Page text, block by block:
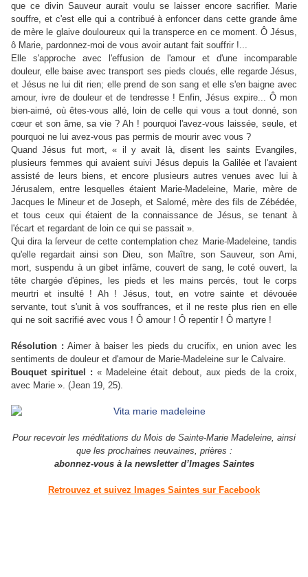
que ce divin Sauveur aurait voulu se laisser encore sacrifier. Marie
souffre, et c'est elle qui a contribué à enfoncer dans cette grande âme
de mère le glaive douloureux qui la transperce en ce moment. Ô Jésus,
ô Marie, pardonnez-moi de vous avoir autant fait souffrir !...
Elle s'approche avec l'effusion de l'amour et d'une incomparable
douleur, elle baise avec transport ses pieds cloués, elle regarde Jésus,
et Jésus ne lui dit rien; elle prend de son sang et elle s'en baigne avec
amour, ivre de douleur et de tendresse ! Enfin, Jésus expire... Ô mon
bien-aimé, où êtes-vous allé, loin de celle qui vous a tout donné, son
cœur et son âme, sa vie ? Ah ! pourquoi l'avez-vous laissée, seule, et
pourquoi ne lui avez-vous pas permis de mourir avec vous ?
Quand Jésus fut mort, « il y avait là, disent les saints Evangiles,
plusieurs femmes qui avaient suivi Jésus depuis la Galilée et l'avaient
assisté de leurs biens, et encore plusieurs autres venues avec lui à
Jérusalem, entre lesquelles étaient Marie-Madeleine, Marie, mère de
Jacques le Mineur et de Joseph, et Salomé, mère des fils de Zébédée,
et tous ceux qui étaient de la connaissance de Jésus, se tenant à
l'écart et regardant de loin ce qui se passait ».
Qui dira la ſerveur de cette contemplation chez Marie-Madeleine, tandis
qu'elle regardait ainsi son Dieu, son Maître, son Sauveur, son Ami,
mort, suspendu à un gibet infâme, couvert de sang, le coté ouvert, la
tête chargée d'épines, les pieds et les mains percés, tout le corps
meurtri et insulté ! Ah ! Jésus, tout, en votre sainte et dévouée
servante, tout s'unit à vos souffrances, et il ne reste plus rien en elle
qui ne soit sacrifié avec vous ! Ô amour ! Ô repentir ! Ô martyre !
Résolution : Aimer à baiser les pieds du crucifix, en union avec les
sentiments de douleur et d'amour de Marie-Madeleine sur le Calvaire.
Bouquet spirituel : « Madeleine était debout, aux pieds de la croix,
avec Marie ». (Jean 19, 25).
Pour recevoir les méditations du Mois de Sainte-Marie Madeleine, ainsi
que les prochaines neuvaines, prières :
abonnez-vous à la newsletter d’Images Saintes
Retrouvez et suivez Images Saintes sur Facebook